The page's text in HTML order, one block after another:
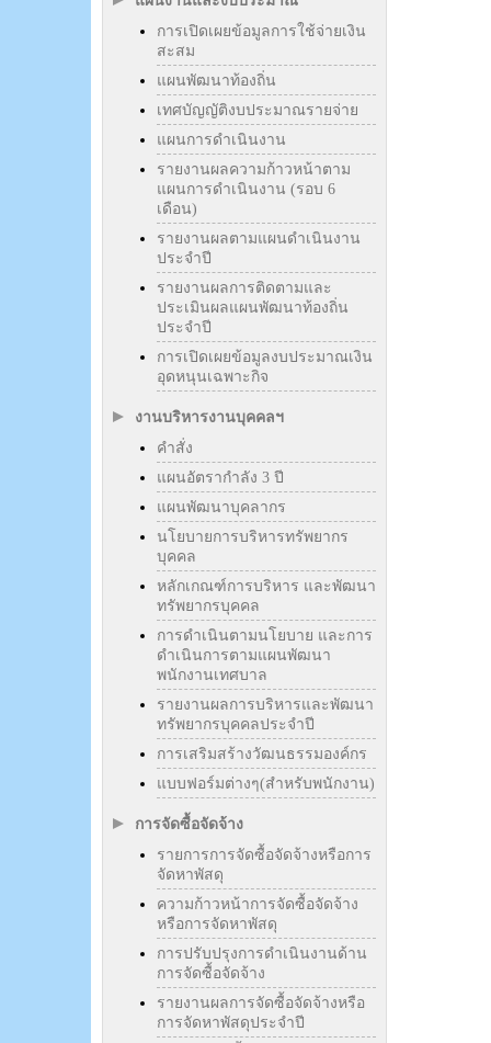
การเปิดเผยข้อมูลการใช้จ่ายเงิน
สะสม
แผนพัฒนาท้องถิ่น
เทศบัญญัติงบประมาณรายจ่าย
แผนการดำเนินงาน
รายงานผลความก้าวหน้าตาม
แผนการดำเนินงาน (รอบ 6
เดือน)
รายงานผลตามแผนดำเนินงาน
ประจำปี
รายงานผลการติดตามและ
ประเมินผลแผนพัฒนาท้องถิ่น
ประจำปี
การเปิดเผยข้อมูลงบประมาณเงิน
อุดหนุนเฉพาะกิจ
งานบริหารงานบุคคลฯ
คำสั่ง
แผนอัตรากำลัง 3 ปี
แผนพัฒนาบุคลากร
นโยบายการบริหารทรัพยากร
บุคคล
หลักเกณฑ์การบริหาร และพัฒนา
ทรัพยากรบุคคล
การดำเนินตามนโยบาย และการ
ดำเนินการตามแผนพัฒนา
พนักงานเทศบาล
รายงานผลการบริหารและพัฒนา
ทรัพยากรบุคคลประจำปี
การเสริมสร้างวัฒนธรรมองค์กร
แบบฟอร์มต่างๆ(สำหรับพนักงาน)
การจัดซื้อจัดจ้าง
รายการการจัดซื้อจัดจ้างหรือการ
จัดหาพัสดุ
ความก้าวหน้าการจัดซื้อจัดจ้าง
หรือการจัดหาพัสดุ
การปรับปรุงการดำเนินงานด้าน
การจัดซื้อจัดจ้าง
รายงานผลการจัดซื้อจัดจ้างหรือ
การจัดหาพัสดุประจำปี